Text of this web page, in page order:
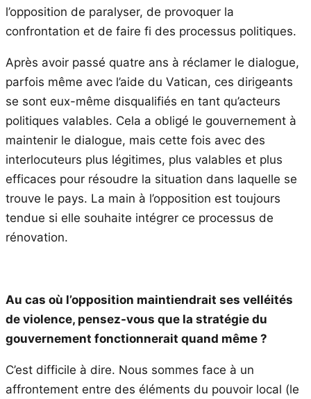
l’opposition de paralyser, de provoquer la
confrontation et de faire fi des processus politiques.
Après avoir passé quatre ans à réclamer le dialogue,
parfois même avec l’aide du Vatican, ces dirigeants
se sont eux-même disqualifiés en tant qu’acteurs
politiques valables. Cela a obligé le gouvernement à
maintenir le dialogue, mais cette fois avec des
interlocuteurs plus légitimes, plus valables et plus
efficaces pour résoudre la situation dans laquelle se
trouve le pays. La main à l’opposition est toujours
tendue si elle souhaite intégrer ce processus de
rénovation.
Au cas où l’opposition maintiendrait ses velléités
de violence, pensez-vous que la stratégie du
gouvernement fonctionnerait quand même ?
C’est difficile à dire. Nous sommes face à un
affrontement entre des éléments du pouvoir local (le